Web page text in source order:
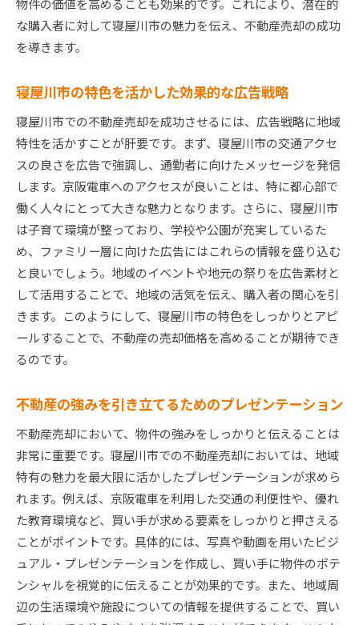
物件の価値を高めることも効果的です。これにより、潜在的
な購入者に対して寝屋川市の魅力を伝え、不動産売却の成功
を導きます。
寝屋川市の特色を活かした効果的な広告戦略
寝屋川市での不動産売却を成功させるには、広告戦略に地域
特性を活かすことが肝要です。まず、寝屋川市の交通アクセ
スの良さを広告で強調し、通勤者に向けたメッセージを発信
します。京阪電車へのアクセスが良いことは、特に都心部で
働く人々にとって大きな魅力となります。さらに、寝屋川市
は子育て環境が整っており、学校や公園が充実しているた
め、ファミリー層に向けた広告にはこれらの情報を盛り込む
と良いでしょう。地域のイベントや地元の祭りを広告素材と
して活用することで、地域の活気を伝え、購入者の関心を引
きます。このようにして、寝屋川市の特色をしっかりとアピ
ールすることで、不動産の売却価格を高めることが期待でき
るのです。
不動産の強みを引き立てるためのプレゼンテーション
不動産売却において、物件の強みをしっかりと伝えることは
非常に重要です。寝屋川市での不動産売却においては、地域
特有の魅力を最大限に活かしたプレゼンテーションが求めら
れます。例えば、京阪電車を利用した交通の利便性や、優れ
た教育環境など、買い手が求める要素をしっかりと押さえる
ことがポイントです。具体的には、写真や動画を用いたビジ
ュアル・プレゼンテーションを作成し、買い手に物件のポテ
ンシャルを視覚的に伝えることが効果的です。また、地域周
辺の生活環境や施設についての情報を提供することで、買い